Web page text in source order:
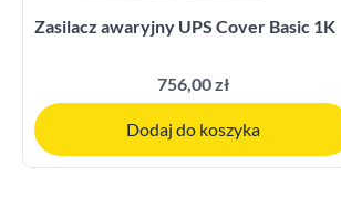
Zasilacz awaryjny UPS Cover Basic 1K
756,00 zł
Dodaj do koszyka